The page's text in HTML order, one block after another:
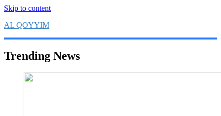
Skip to content
AL QOYYIM
Yayasan Al Qoyyim Sukoharjo
Trending News